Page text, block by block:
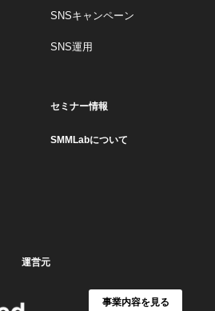
SNSキャンペーン
SNS運用
セミナー情報
SMMLabについて
運営元
事業内容を見る